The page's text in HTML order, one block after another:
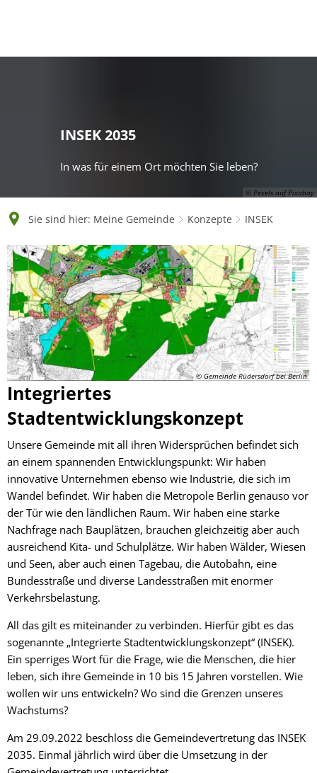
Deutsch
© Pexels auf Pixabay
INSEK 2035
In was für einem Ort möchten Sie leben?
Sie sind hier: Meine Gemeinde Konzepte INSEK
INSEK
© Gemeinde Rüdersdorf bei Berlin
Integriertes
Stadtentwicklungskonzept
Unsere Gemeinde mit all ihren Widersprüchen befindet sich
an einem spannenden Entwicklungspunkt: Wir haben
innovative Unternehmen ebenso wie Industrie, die sich im
Wandel befindet. Wir haben die Metropole Berlin genauso vor
der Tür wie den ländlichen Raum. Wir haben eine starke
Nachfrage nach Bauplätzen, brauchen gleichzeitig aber auch
ausreichend Kita- und Schulplätze. Wir haben Wälder, Wiesen
und Seen, aber auch einen Tagebau, die Autobahn, eine
Bundesstraße und diverse Landesstraßen mit enormer
Verkehrsbelastung.
All das gilt es miteinander zu verbinden. Hierfür gibt es das
sogenannte „Integrierte Stadtentwicklungskonzept“ (INSEK).
Ein sperriges Wort für die Frage, wie die Menschen, die hier
leben, sich ihre Gemeinde in 10 bis 15 Jahren vorstellen. Wie
wollen wir uns entwickeln? Wo sind die Grenzen unseres
Wachstums?
Am 29.09.2022 beschloss die Gemeindevertretung das INSEK
2035. Einmal jährlich wird über die Umsetzung in der